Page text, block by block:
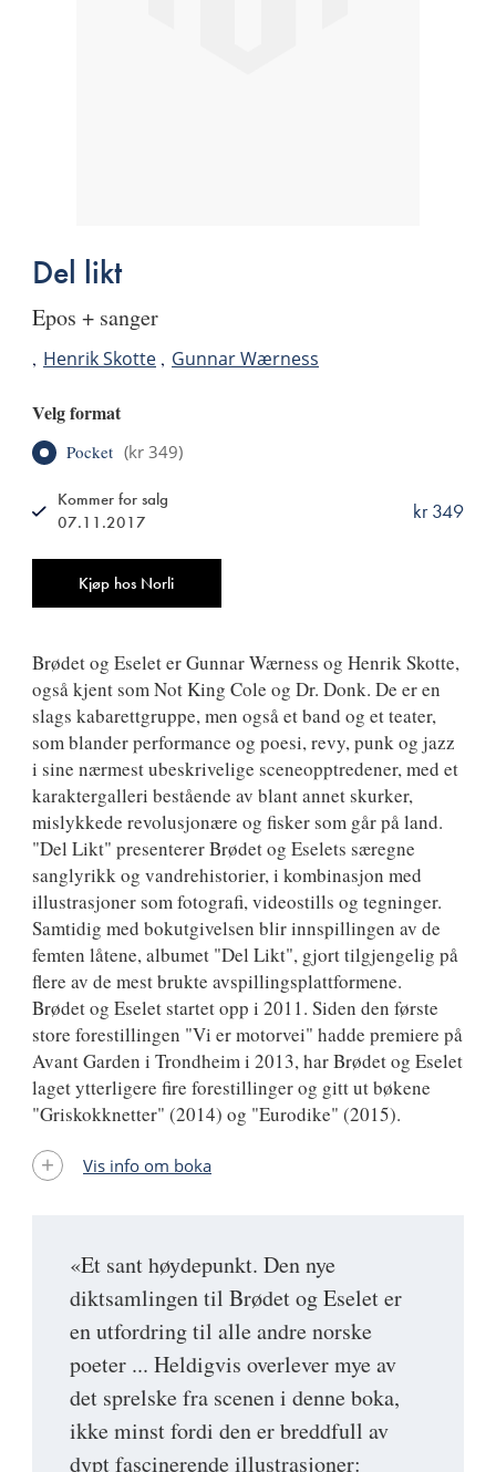
Del likt
epos + sanger
Henrik Skotte Gunnar Wærness
Velg format
Pocket (kr 349)
Kjøp hos Norli
kr 349
Kommer for salg
07.11.2017
«Et sant høydepunkt. Den nye
diktsamlingen til Brødet og Eselet er
en utfordring til alle andre norske
poeter ... Heldigvis overlever mye av
det sprelske fra scenen i denne boka,
ikke minst fordi den er breddfull av
dypt fascinerende illustrasjoner:
Brødet og Eselet er Gunnar Wærness og Henrik Skotte,
også kjent som Not King Cole og Dr. Donk. De er en
slags kabarettgruppe, men også et band og et teater,
som blander performance og poesi, revy, punk og jazz
i sine nærmest ubeskrivelige sceneopptredener, med et
karaktergalleri bestående av blant annet skurker,
mislykkede revolusjonære og fisker som går på land.
"Del Likt" presenterer Brødet og Eselets særegne
sanglyrikk og vandrehistorier, i kombinasjon med
illustrasjoner som fotografi, videostills og tegninger.
Samtidig med bokutgivelsen blir innspillingen av de
femten låtene, albumet "Del Likt", gjort tilgjengelig på
flere av de mest brukte avspillingsplattformene.
Brødet og Eselet startet opp i 2011. Siden den første
store forestillingen "Vi er motorvei" hadde premiere på
Avant Garden i Trondheim i 2013, har Brødet og Eselet
laget ytterligere fire forestillinger og gitt ut bøkene
"Griskokknetter" (2014) og "Eurodike" (2015).
Vis info om boka